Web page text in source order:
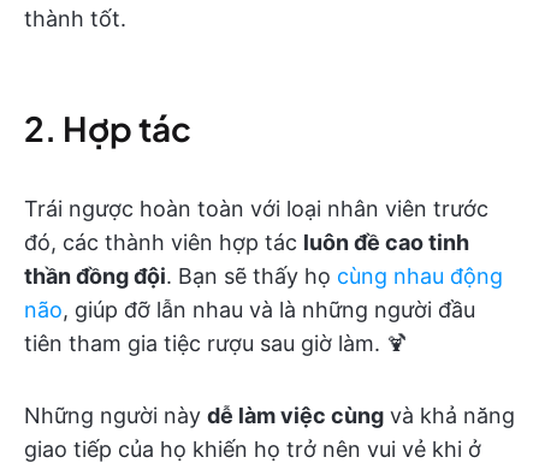
thành tốt.
2. Hợp tác
Trái ngược hoàn toàn với loại nhân viên trước
đó, các thành viên hợp tác luôn đề cao tinh
thần đồng đội. Bạn sẽ thấy họ cùng nhau động
não, giúp đỡ lẫn nhau và là những người đầu
tiên tham gia tiệc rượu sau giờ làm. 🍹
Những người này dễ làm việc cùng và khả năng
giao tiếp của họ khiến họ trở nên vui vẻ khi ở